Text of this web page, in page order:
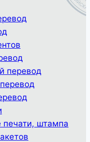
перевод
печати, штампа